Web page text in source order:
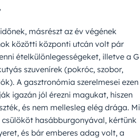
másrészt az év végének
közötti központi utcán volt pár
ételkülönlegességeket, illetve a G
szuvenírek (pokróc, szobor,
A gasztronómia szerelmesei ezen
igazán jól érezni magukat, hiszen
és nem mellesleg elég drága. Mi
hasábburgonyával, kértünk
és bár emberes adag volt, a